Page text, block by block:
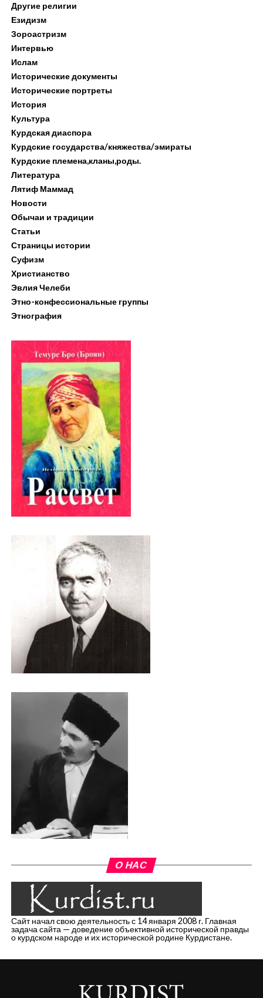
Другие религии
Езидизм
Зороастризм
Интервью
Ислам
Исторические документы
Исторические портреты
История
Культура
Курдская диаспора
Курдские государства/княжества/эмираты
Курдские племена,кланы,роды.
Литература
Лятиф Маммад
Новости
Обычаи и традиции
Статьи
Страницы истории
Суфизм
Христианство
Эвлия Челеби
Этно-конфессиональные группы
Этнография
О НАС
Сайт начал свою деятельность с 14 января 2008 г. Главная
задача сайта — доведение объективной исторической правды
о курдском народе и их исторической родине Курдистане.